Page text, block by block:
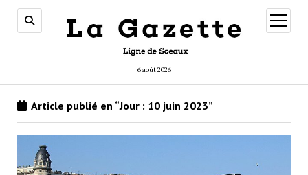
6 août 2026
ouvrir
menu
Article publié en “Jour : 10 juin 2023”